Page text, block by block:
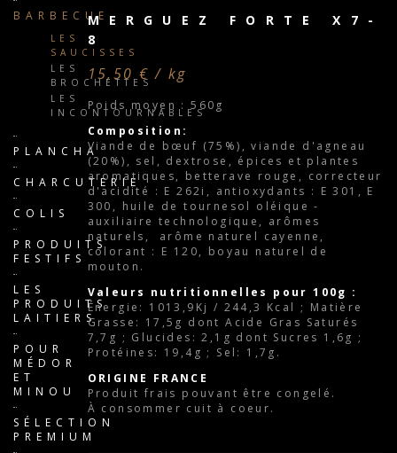
MERGUEZ FORTE X7-
8
15,50 € / kg
Poids moyen : 560g
Composition:
Viande de bœuf (75%), viande d'agneau
(20%), sel, dextrose, épices et plantes
aromatiques, betterave rouge, correcteur
d'acidité : E 262i, antioxydants : E 301, E
300, huile de tournesol oléique -
auxiliaire technologique, arômes
naturels, arôme naturel cayenne,
colorant : E 120, boyau naturel de
mouton.
Valeurs nutritionnelles pour 100g :
Énergie: 1013,9Kj / 244,3 Kcal ; Matière
Grasse: 17,5g dont Acide Gras Saturés
7,7g ; Glucides: 2,1g dont Sucres 1,6g ;
Protéines: 19,4g ; Sel: 1,7g.
ORIGINE FRANCE
Produit frais pouvant être congelé.
À consommer cuit à coeur.
BARBECUE
LES
SAUCISSES
LES
BROCHETTES
LES
INCONTOURNABLES
PLANCHA
CHARCUTERIE
COLIS
PRODUITS
FESTIFS
LES
PRODUITS
LAITIERS
POUR
MÉDOR
ET
MINOU
SÉLECTION
PREMIUM